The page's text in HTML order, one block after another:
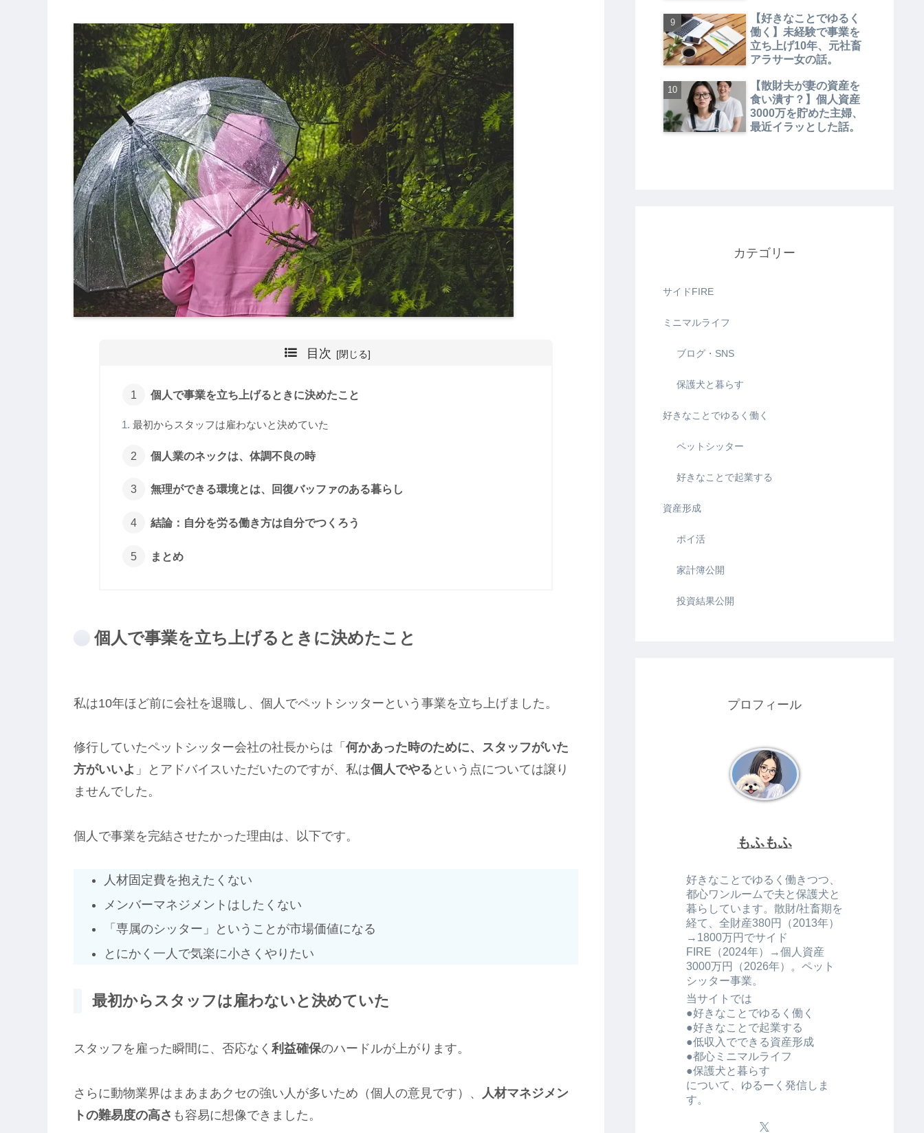
目次
個人で事業を立ち上げるときに決めたこと
最初からスタッフは雇わないと決めていた
個人業のネックは、体調不良の時
無理ができる環境とは、回復バッファのある暮らし
結論：自分を労る働き方は自分でつくろう
まとめ
個人で事業を立ち上げるときに決めたこと
私は10年ほど前に会社を退職し、個人でペットシッターという事業を立ち上げました。
修行していたペットシッター会社の社長からは「 何かあった時のために、スタッフがいた
方がいいよ 」とアドバイスいただいたのですが、私は個人でやる という点については譲り
ませんでした。
個人で事業を完結させたかった理由は、以下です。
人材固定費を抱えたくない
メンバーマネジメントはしたくない
「専属のシッター」ということが市場価値になる
とにかく一人で気楽に小さくやりたい
最初からスタッフは雇わないと決めていた
スタッフを雇った瞬間に、否応なく 利益確保のハードルが上がります。
さらに動物業界はまあまあクセの強い人が多いため（個人の意見です）、
人材マネジメン
トの難易度の高さ も容易に想像できました。
【好きなことでゆるく
働く】未経験で事業を
立ち上げ10年、元社畜
アラサー女の話。
【散財夫が妻の資産を
食い潰す？】個人資産
3000万を貯めた主婦、
最近イラッとした話。
カテゴリー
サイドFIRE
ミニマルライフ
ブログ・SNS
保護犬と暮らす
好きなことでゆるく働く
ペットシッター
好きなことで起業する
資産形成
ポイ活
家計簿公開
投資結果公開
プロフィール
もふもふ
好きなことでゆるく働きつつ、
都心ワンルームで夫と保護犬と
暮らしています。散財/社畜期を
経て、全財産380円（2013年）
→1800万円でサイド
FIRE（2024年）→個人資産
3000万円（2026年）。ペット
シッター事業。
当サイトでは
●好きなことでゆるく働く
●好きなことで起業する
●低収入でできる資産形成
●都心ミニマルライフ
●保護犬と暮らす
について、ゆるーく発信しま
す。